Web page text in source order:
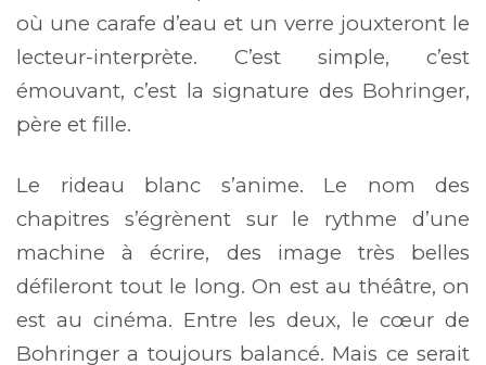
où une carafe d’eau et un verre jouxteront le
lecteur-interprète. C’est simple, c’est
émouvant, c’est la signature des Bohringer,
père et fille.
Le rideau blanc s’anime. Le nom des
chapitres s’égrènent sur le rythme d’une
machine à écrire, des image très belles
défileront tout le long. On est au théâtre, on
est au cinéma. Entre les deux, le cœur de
Bohringer a toujours balancé. Mais ce serait